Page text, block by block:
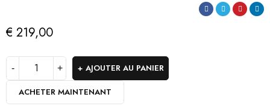
€ 219,00
AJOUTER AU PANIER
ACHETER MAINTENANT